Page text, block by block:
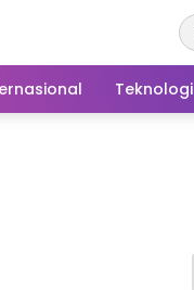
Teknologi